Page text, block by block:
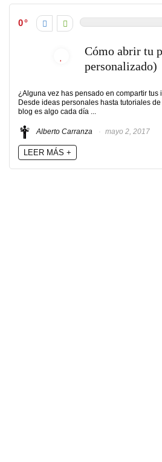
0
Cómo abrir tu
personalizado)
¿Alguna vez has pensado en compartir tus
Desde ideas personales hasta tutoriales
blog es algo cada día ...
Alberto Carranza mayo 2, 2017
LEER MÁS +